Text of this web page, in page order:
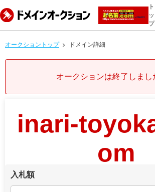
ト
ッ
プ
オークショントップ ドメイン詳細
オークションは終了しまし
inari-
om
入札額